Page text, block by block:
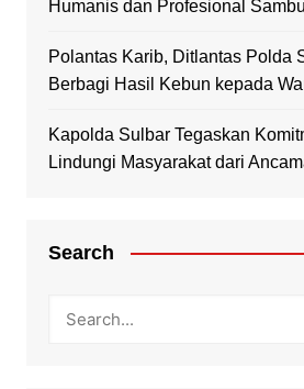
Humanis dan Profesional
Polantas Karib, Ditlantas Polda
Berbagi Hasil Kebun kepada
Kapolda Sulbar Tegaskan
Lindungi Masyarakat dari
Search